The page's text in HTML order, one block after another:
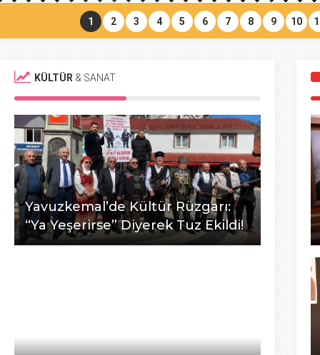
1 2 3 4 5 6 7 8 9 10
KÜLTÜR & SANAT
Yavuzkemal’de Kültür Rüzgarı:
“Ya Yeşerirse” Diyerek Tuz Ekildi!